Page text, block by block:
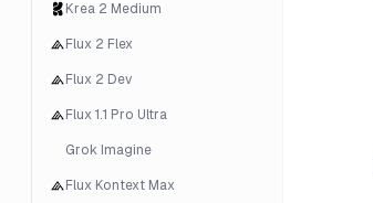
Krea 2 Medium
Flux 2 Flex
Flux 2 Dev
Flux 1.1 Pro Ultra
Grok Imagine
Flux Kontext Max